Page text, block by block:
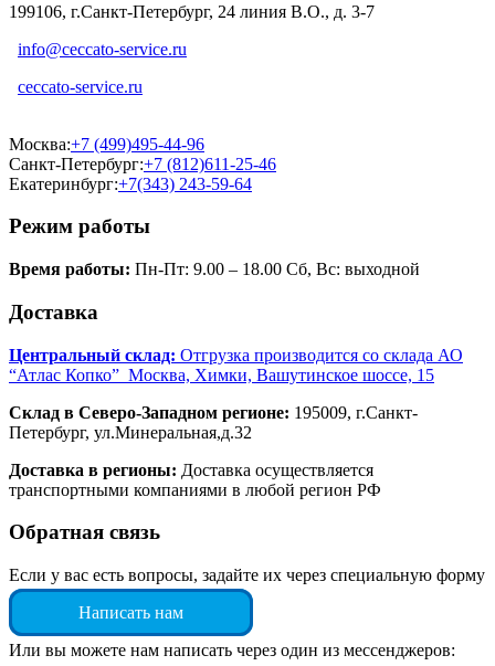
199106, г.Санкт-Петербург, 24 линия В.О., д. 3-7
info@ceccato-service.ru
ceccato-service.ru
Москва:+7 (499)495-44-96
Санкт-Петербург:+7 (812)611-25-46
Екатеринбург:+7(343) 243-59-64
Режим работы
Время работы: Пн-Пт: 9.00 – 18.00 Сб, Вс: выходной
Доставка
Центральный склад: Отгрузка производится со склада АО
“Атлас Копко” Москва, Химки, Вашутинское шоссе, 15
Склад в Северо-Западном регионе: 195009, г.Санкт-
Петербург, ул.Минеральная,д.32
Доставка в регионы: Доставка осуществляется
транспортными компаниями в любой регион РФ
Обратная связь
Если у вас есть вопросы, задайте их через специальную форму
Написать нам
Или вы можете нам написать через один из мессенджеров: